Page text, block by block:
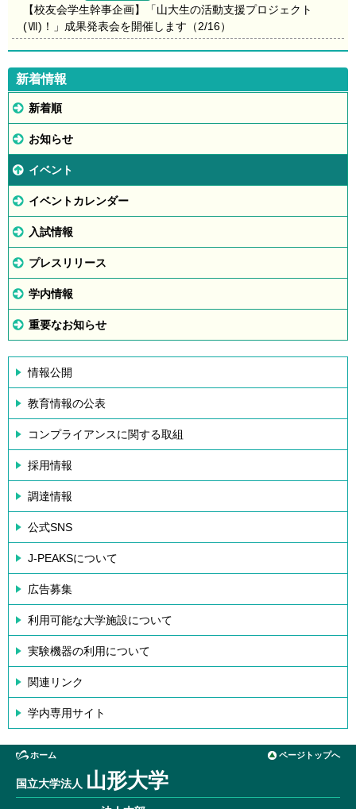
【校友会学生幹事企画】「山大生の活動支援プロジェクト
(Ⅶ)！」成果発表会を開催します（2/16）
新着情報
新着順
お知らせ
イベント
イベントカレンダー
入試情報
プレスリリース
学内情報
重要なお知らせ
情報公開
教育情報の公表
コンプライアンスに関する取組
採用情報
調達情報
公式SNS
J-PEAKSについて
広告募集
利用可能な大学施設について
実験機器の利用について
関連リンク
学内専用サイト
ホーム ページトップへ
国立大学法人 山形大学